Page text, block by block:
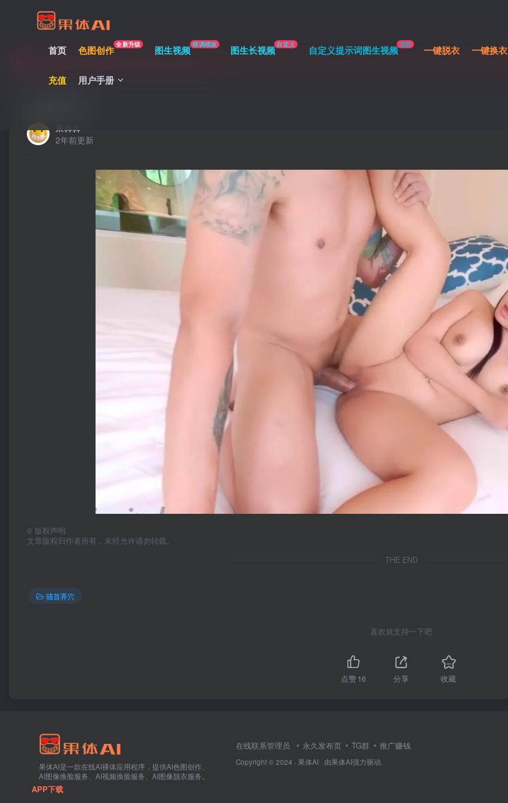
首页 色图创作 全新升级 图生视频 精调模板 图生长视频自定义 自定义提示词图生视频进阶 一键脱衣 一键换衣
充值 用户手册
充值限时巨惠，最多赠送1168余额，1余额=0.3元
充值限时巨惠，最多赠送1168余额，1余额=0.3元
果犇犇
2年前更新
© 版权声明
文章版权归作者所有，未经允许请勿转载。
THE END
骚首弄穴
喜欢就支持一下吧
点赞16 分享 收藏
果体AI是一款在线AI裸体应用程序，提供AI色图创作、
AI图像換脸服务、AI视频換脸服务、AI图像脱衣服务。
在线联系管理员 永久发布页 TG群 推广赚钱
Copyright © 2024 · 果体AI · 由果体AI强力驱动.
APP下载